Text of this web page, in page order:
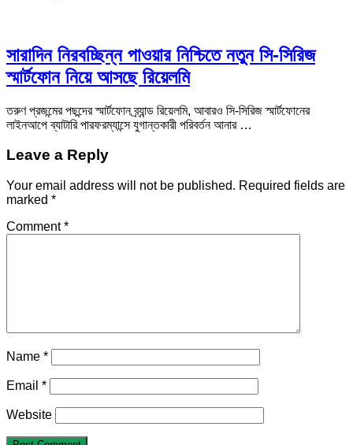
সারাদিন নিরবচ্ছিন্ন পাওয়ার নিশ্চিতে নতুন সি-সিরিজ
স্মার্টফোন নিয়ে আসছে রিয়েলমি
তরুণ প্রজন্মের পছন্দের স্মার্টফোন ব্র্যান্ড রিয়েলমি, আবারও সি-সিরিজ স্মার্টফোনের
লাইনআপে ব্যাটারি পারফরম্যান্সে যুগান্তকারী পরিবর্তন আনার …
Leave a Reply
Your email address will not be published. Required fields are
marked *
Comment*
Name *
Email *
Website